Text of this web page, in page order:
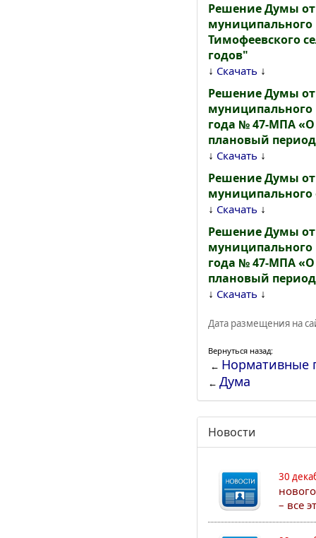
Решение Думы
муниципального
Тимофеевского
годов"
↓ Скачать ↓
Решение Думы
муниципального
года № 47-МПА «О
плановый период
↓ Скачать ↓
Решение Думы от
муниципального
↓ Скачать ↓
Решение Думы
муниципального
года № 47-МПА «О
плановый период
↓ Скачать ↓
Дата размещения на
Вернуться назад:
← Нормативные
← Дума
Новости
30
– все